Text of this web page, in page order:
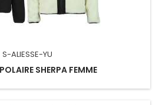
S-ALIESSE-YU
SHERPA FEMME